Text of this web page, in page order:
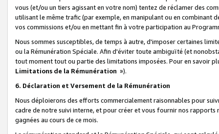
vous (et/ou un tiers agissant en votre nom) tentez de réclamer des
utilisant le même trafic (par exemple, en manipulant ou en combinant
vos commissions et/ou en mettant fin à votre participation au
Nous sommes susceptibles, de temps à autre, d'imposer certaines
ou la Rémunération Spéciale. Afin d'éviter toute ambiguïté (et
tout moment tout ou partie des limitations imposées. Pour en savoir
Limitations de la Rémunération »).
6. Déclaration et Versement de la Rémunération
Nous déploierons des efforts commercialement raisonnables pour
cadre de notre suivi interne, et pour créer et vous fournir nos
gagnées au cours de ce mois.